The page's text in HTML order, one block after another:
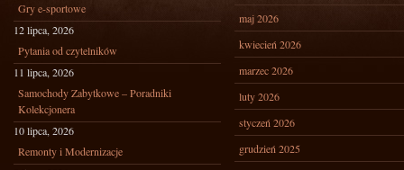
Gry e-sportowe
12 lipca, 2026
Pytania od czytelników
11 lipca, 2026
Samochody Zabytkowe – Poradniki
Kolekcjonera
10 lipca, 2026
Remonty i Modernizacje
maj 2026
kwiecień 2026
marzec 2026
luty 2026
styczeń 2026
grudzień 2025